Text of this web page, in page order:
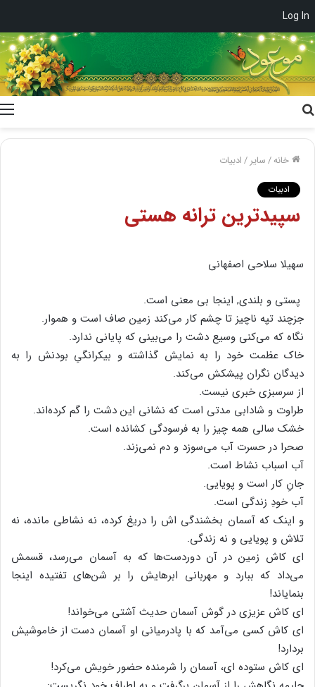
Log In
خانه/سایر /ادبیات
ادبیات
سپیدترین ترانه هستی
سهیلا سلاحی اصفهانی
پستی و بلندی, اینجا بی معنی است.
جزچند تپه ناچیز تا چشم کار می‌کند زمین صاف است و هموار.
نگاه که می‌کنی وسیع دشت را می‌بینی که پایانی ندارد.
خاک عظمت خود را به نمایش گذاشته و بیکرانگیِ بودنش را به
دیدگان نگران پیشکش می‌کند.
از سرسبزی خبری نیست.
طراوت و شادابی مدتی است که نشانی این دشت را گم کرده‌اند.
خشک سالی همه چیز را به فرسودگی کشانده است.
صحرا در حسرت آب می‌سوزد و دم نمی‌زند.
آب اسباب نشاط است.
جانِ کار است و پویایی.
آب خودِ زندگی است.
و اینک که آسمان بخشندگی اش را دریغ کرده، نه نشاطی مانده، نه
تلاش و پویایی و نه زندگی.
ای کاش زمین در آن دوردست‌‌ها که به آسمان می‌رسد، قسمش
می‌داد که ببارد و مهربانی ابر‌هایش را بر شن‌‌های تفتیده اینجا
بنمایاند!
ای کاش عزیزی در گوش آسمان حدیث آشتی می‌خواند!
ای کاش کسی می‌آمد که با پادرمیانی او آسمان دست از خاموشیش
بردارد!
ای کاش ستود‌ه ای، آسمان را شرمنده حضور خویش می‌کرد!